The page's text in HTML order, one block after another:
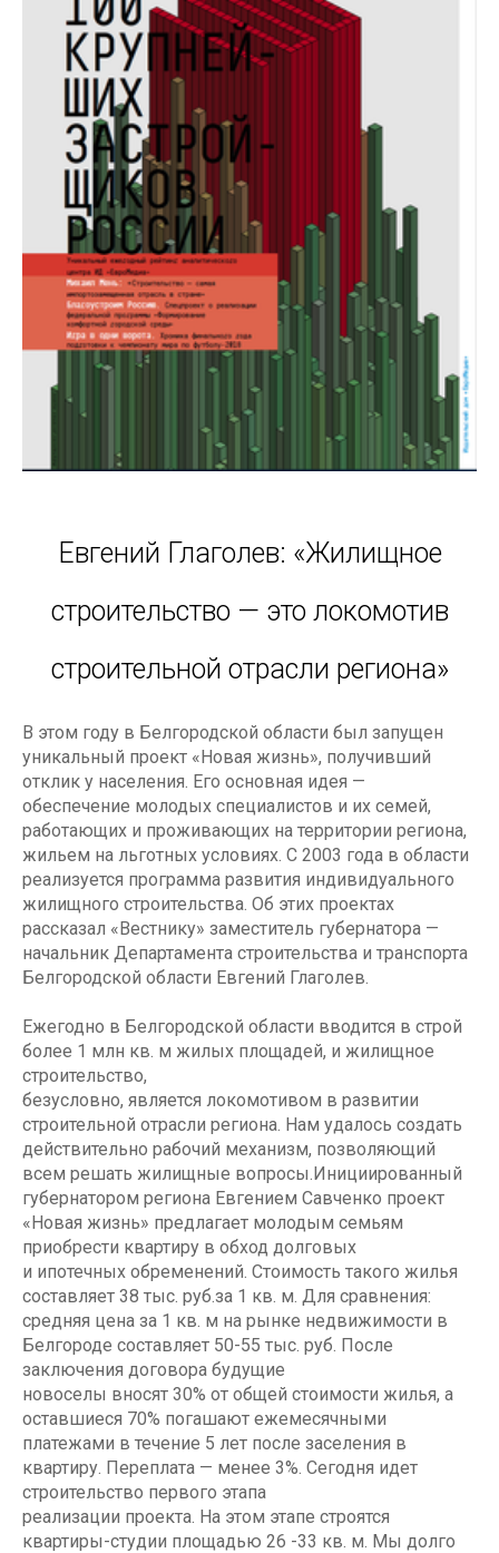
Евгений Глаголев: «Жилищное
строительство — это локомотив
строительной отрасли региона»
В этом году в Белгородской области был запущен
уникальный проект «Новая жизнь», получивший
отклик у населения. Его основная идея —
обеспечение молодых специалистов и их семей,
работающих и проживающих на территории региона,
жильем на льготных условиях. С 2003 года в области
реализуется программа развития индивидуального
жилищного строительства. Об этих проектах
рассказал «Вестнику» заместитель губернатора —
начальник Департамента строительства и транспорта
Белгородской области Евгений Глаголев.
Ежегодно в Белгородской области вводится в строй
более 1 млн кв. м жилых площадей, и жилищное
строительство,
безусловно, является локомотивом в развитии
строительной отрасли региона. Нам удалось создать
действительно рабочий механизм, позволяющий
всем решать жилищные вопросы.Инициированный
губернатором региона Евгением Савченко проект
«Новая жизнь» предлагает молодым семьям
приобрести квартиру в обход долговых
и ипотечных обременений. Стоимость такого жилья
составляет 38 тыс. руб.за 1 кв. м. Для сравнения:
средняя цена за 1 кв. м на рынке недвижимости в
Белгороде составляет 50-55 тыс. руб. После
заключения договора будущие
новоселы вносят 30% от общей стоимости жилья, а
оставшиеся 70% погашают ежемесячными
платежами в течение 5 лет после заселения в
квартиру. Переплата — менее 3%. Сегодня идет
строительство первого этапа
реализации проекта. На этом этапе строятся
квартиры-студии площадью 26 -33 кв. м. Мы долго